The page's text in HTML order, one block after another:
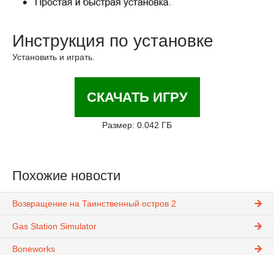
Инструкция по установке
Установить и играть.
СКАЧАТЬ ИГРУ
Размер: 0.042 ГБ
Похожие новости
Возвращение на Таинственный остров 2
Gas Station Simulator
Boneworks